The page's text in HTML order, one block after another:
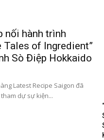
nối hành trình
Tales of Ingredient”
Sò Điệp Hokkaido
Latest Recipe Saigon đã
dự sự kiện...